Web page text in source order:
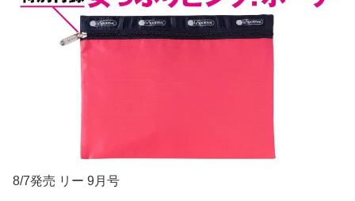
8/7発売 リー 9月号